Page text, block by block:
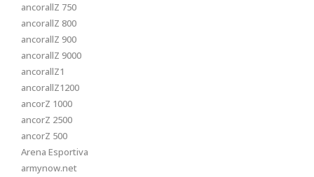
ancorallZ 750
ancorallZ 800
ancorallZ 900
ancorallZ 9000
ancorallZ1
ancorallZ1200
ancorZ 1000
ancorZ 2500
ancorZ 500
Arena Esportiva
armynow.net